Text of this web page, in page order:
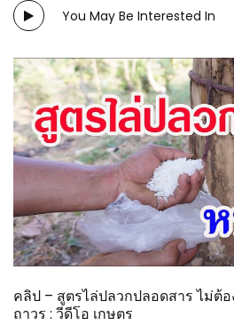
You May Be Interested In
คลิป – สูตรไล่ปลวกปลอดสาร ไม่ต้
ถาวร : วีดีโอ เกษตร